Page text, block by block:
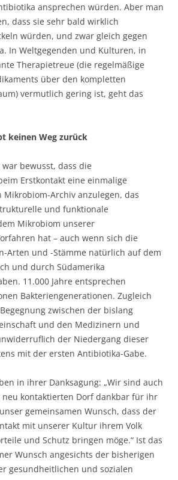
ansprechen würden. Aber man
dass sie sehr bald wirklich
würden, und zwar gleich gegen
In Weltgegenden und Kulturen, in
Therapietreue (die regelmäßige
über den kompletten
vermutlich gering ist, geht das
keinen Weg zurück
bewusst, dass die
Erstkontakt eine einmalige
Mikrobiom-Archiv anzulegen, das
und funktionale
Mikrobiom unserer
hat – auch wenn sich die
Arten und -Stämme natürlich auf dem
und durch Südamerika
11.000 Jahre entsprechen
Bakteriengenerationen. Zugleich
zwischen der bislang
und den Medizinern und
der Niedergang dieser
mit der ersten Antibiotika-Gabe.
in ihrer Danksagung: „Wir sind auch
kontaktierten Dorf dankbar für ihr
gemeinsamen Wunsch, dass der
mit unserer Kultur ihrem Volk
und Schutz bringen möge.“ Ist das
Wunsch angesichts der bisherigen
gesundheitlichen und sozialen